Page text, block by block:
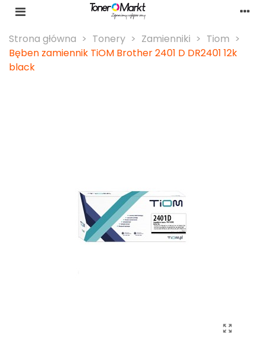
Strona główna > Tonery > Zamienniki > Tiom >
Bęben zamiennik TiOM Brother 2401 D DR2401 12k
black